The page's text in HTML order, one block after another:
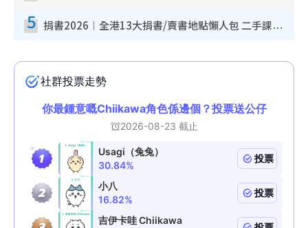
5 捐書2026︱全港13大捐書/賣書地點懶人包 二手課本最高$150＋舊書換免費咖啡/戲票